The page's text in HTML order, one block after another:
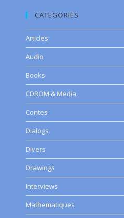
CATEGORIES
Articles
Audio
Books
CDROM & Media
Contes
Dialogs
Divers
Drawings
Interviews
Mathematiques